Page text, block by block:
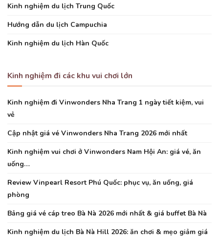
Kinh nghiệm du lịch Trung Quốc
Hướng dẫn du lịch Campuchia
Kinh nghiệm du lịch Hàn Quốc
Kinh nghiệm đi các khu vui chơi lớn
Kinh nghiệm đi Vinwonders Nha Trang 1 ngày tiết kiệm, vui
vẻ
Cập nhật giá vé Vinwonders Nha Trang 2026 mới nhất
Kinh nghiệm vui chơi ở Vinwonders Nam Hội An: giá vé, ăn
uống…
Review Vinpearl Resort Phú Quốc: phục vụ, ăn uống, giá
phòng
Bảng giá vé cáp treo Bà Nà 2026 mới nhất & giá buffet Bà Nà
Kinh nghiệm du lịch Bà Nà Hill 2026: ăn chơi & mẹo giảm giá